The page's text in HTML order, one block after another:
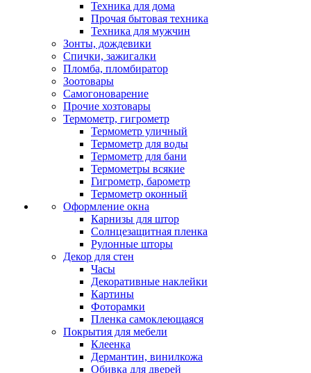
Техника для дома
Прочая бытовая техника
Техника для мужчин
Зонты, дождевики
Спички, зажигалки
Пломба, пломбиратор
Зоотовары
Самогоноварение
Прочие хозтовары
Термометр, гигрометр
Термометр уличный
Термометр для воды
Термометр для бани
Термометры всякие
Гигрометр, барометр
Термометр оконный
Оформление окна
Карнизы для штор
Солнцезащитная пленка
Рулонные шторы
Декор для стен
Часы
Декоративные наклейки
Картины
Фоторамки
Пленка самоклеющаяся
Покрытия для мебели
Клеенка
Дермантин, винилкожа
Обивка для дверей